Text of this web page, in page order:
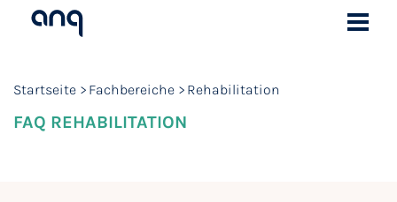
Startseite Fachbereiche Rehabilitation
FAQ REHABILITATION